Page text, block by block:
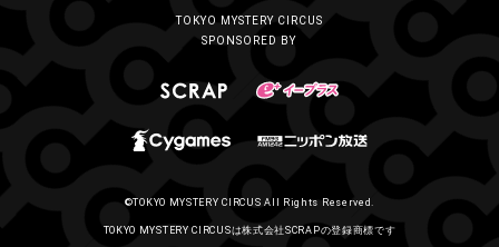
TOKYO MYSTERY CIRCUS
SPONSORED BY
©TOKYO MYSTERY CIRCUS All Rights Reserved.
TOKYO MYSTERY CIRCUSは株式会社SCRAPの登録商標です